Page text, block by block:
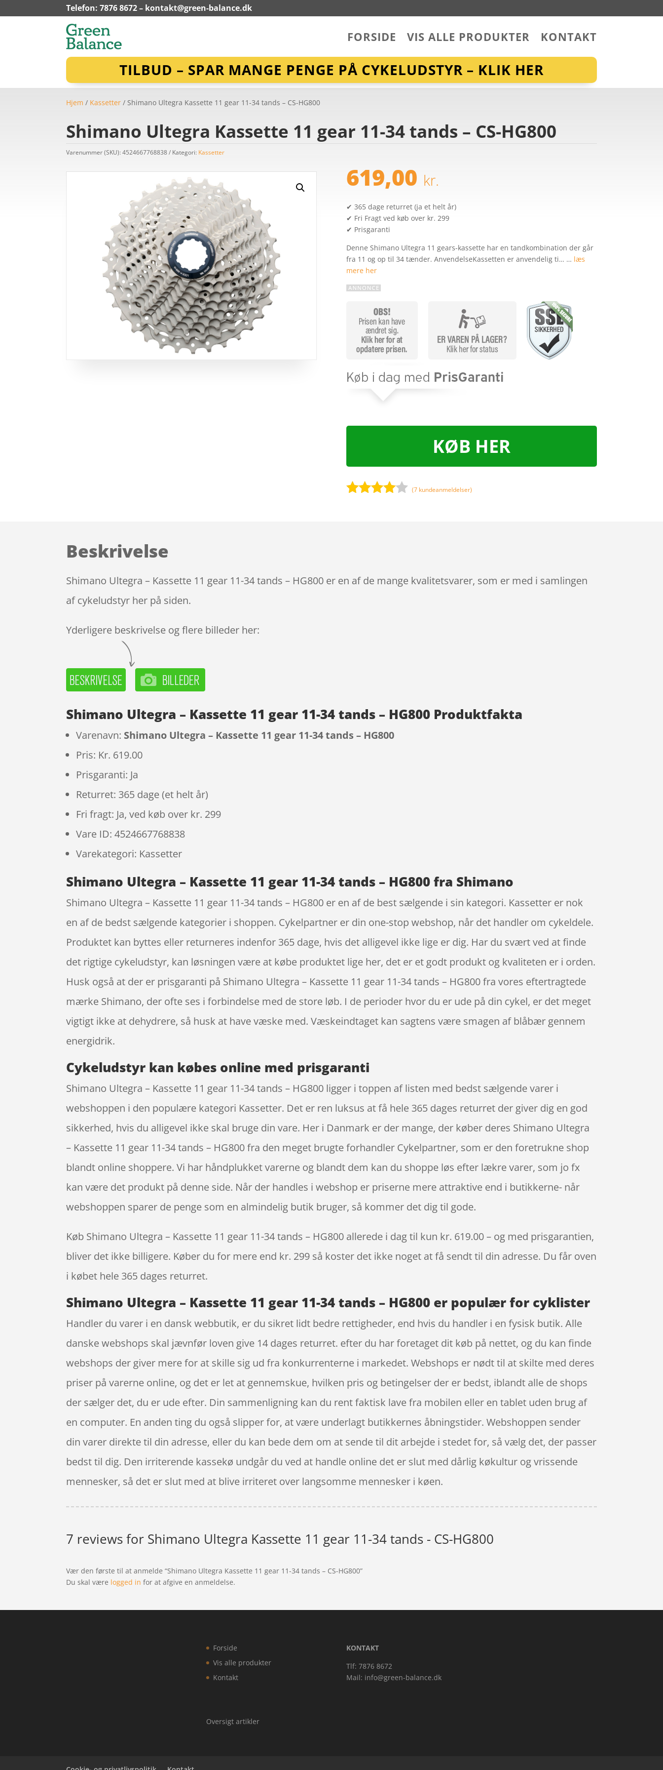
Telefon: 7876 8672 – kontakt@green-balance.dk
FORSIDE VIS ALLE PRODUKTER KONTAKT
TILBUD – SPAR MANGE PENGE PÅ CYKELUDSTYR – KLIK HER
Hjem / Kassetter / Shimano Ultegra Kassette 11 gear 11-34 tands – CS-HG800
Shimano Ultegra Kassette 11 gear 11-34 tands – CS-HG800
Varenummer (SKU):4524667768838 Kategori: Kassetter
619,00 kr.
✔ 365 dage returret (ja et helt år)
✔ Fri Fragt ved køb over kr. 299
✔ Prisgaranti
Denne Shimano Ultegra 11 gears-kassette har en tandkombination der går
fra 11 og op til 34 tænder. AnvendelseKassetten er anvendelig ti… … læs
mere her
KØB HER
ømmels
er
(7 kundeanmeldelser)
Beskrivelse
Shimano Ultegra – Kassette 11 gear 11-34 tands – HG800 er en af de mange kvalitetsvarer, som er med i samlingen
af cykeludstyr her på siden.
Yderligere beskrivelse og flere billeder her:
Shimano Ultegra – Kassette 11 gear 11-34 tands – HG800 Produktfakta
Varenavn: Shimano Ultegra – Kassette 11 gear 11-34 tands – HG800
Pris: Kr. 619.00
Prisgaranti: Ja
Returret: 365 dage (et helt år)
Fri fragt: Ja, ved køb over kr. 299
Vare ID: 4524667768838
Varekategori: Kassetter
Shimano Ultegra – Kassette 11 gear 11-34 tands – HG800 fra Shimano
Shimano Ultegra – Kassette 11 gear 11-34 tands – HG800 er en af de best sælgende i sin kategori. Kassetter er nok
en af de bedst sælgende kategorier i shoppen. Cykelpartner er din one-stop webshop, når det handler om cykeldele.
Produktet kan byttes eller returneres indenfor 365 dage, hvis det alligevel ikke lige er dig. Har du svært ved at finde
det rigtige cykeludstyr, kan løsningen være at købe produktet lige her, det er et godt produkt og kvaliteten er i orden.
Husk også at der er prisgaranti på Shimano Ultegra – Kassette 11 gear 11-34 tands – HG800 fra vores eftertragtede
mærke Shimano, der ofte ses i forbindelse med de store løb. I de perioder hvor du er ude på din cykel, er det meget
vigtigt ikke at dehydrere, så husk at have væske med. Væskeindtaget kan sagtens være smagen af blåbær gennem
energidrik.
Cykeludstyr kan købes online med prisgaranti
Shimano Ultegra – Kassette 11 gear 11-34 tands – HG800 ligger i toppen af listen med bedst sælgende varer i
webshoppen i den populære kategori Kassetter. Det er ren luksus at få hele 365 dages returret der giver dig en god
sikkerhed, hvis du alligevel ikke skal bruge din vare. Her i Danmark er der mange, der køber deres Shimano Ultegra
– Kassette 11 gear 11-34 tands – HG800 fra den meget brugte forhandler Cykelpartner, som er den foretrukne shop
blandt online shoppere. Vi har håndplukket varerne og blandt dem kan du shoppe løs efter lækre varer, som jo fx
kan være det produkt på denne side. Når der handles i webshop er priserne mere attraktive end i butikkerne- når
webshoppen sparer de penge som en almindelig butik bruger, så kommer det dig til gode.
Køb Shimano Ultegra – Kassette 11 gear 11-34 tands – HG800 allerede i dag til kun kr. 619.00 – og med prisgarantien,
bliver det ikke billigere. Køber du for mere end kr. 299 så koster det ikke noget at få sendt til din adresse. Du får oven
i købet hele 365 dages returret.
Shimano Ultegra – Kassette 11 gear 11-34 tands – HG800 er populær for cyklister
Handler du varer i en dansk webbutik, er du sikret lidt bedre rettigheder, end hvis du handler i en fysisk butik. Alle
danske webshops skal jævnfør loven give 14 dages returret. efter du har foretaget dit køb på nettet, og du kan finde
webshops der giver mere for at skille sig ud fra konkurrenterne i markedet. Webshops er nødt til at skilte med deres
priser på varerne online, og det er let at gennemskue, hvilken pris og betingelser der er bedst, iblandt alle de shops
der sælger det, du er ude efter. Din sammenligning kan du rent faktisk lave fra mobilen eller en tablet uden brug af
en computer. En anden ting du også slipper for, at være underlagt butikkernes åbningstider. Webshoppen sender
din varer direkte til din adresse, eller du kan bede dem om at sende til dit arbejde i stedet for, så vælg det, der passer
bedst til dig. Den irriterende kassekø undgår du ved at handle online det er slut med dårlig køkultur og vrissende
mennesker, så det er slut med at blive irriteret over langsomme mennesker i køen.
7 reviews for Shimano Ultegra Kassette 11 gear 11-34 tands - CS-HG800
Vær den første til at anmelde “Shimano Ultegra Kassette 11 gear 11-34 tands – CS-HG800”
Du skal være logged in for at afgive en anmeldelse.
Forside
Vis alle produkter
Kontakt
Oversigt artikler
KONTAKT
Tlf: 7876 8672
Mail: info@green-balance.dk